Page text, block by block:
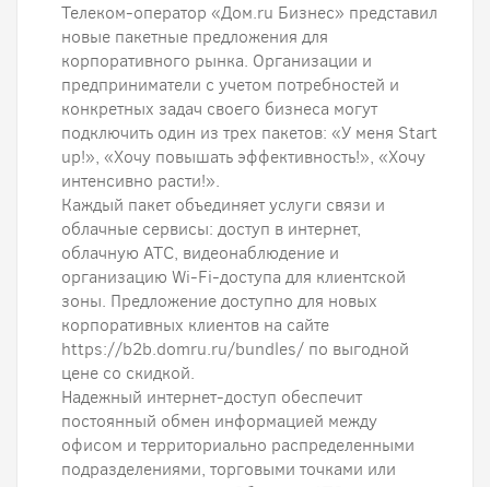
Телеком-оператор «Дом.ru Бизнес» представил
новые пакетные предложения для
корпоративного рынка. Организации и
предприниматели с учетом потребностей и
конкретных задач своего бизнеса могут
подключить один из трех пакетов: «У меня Start
up!», «Хочу повышать эффективность!», «Хочу
интенсивно расти!».
Каждый пакет объединяет услуги связи и
облачные сервисы: доступ в интернет,
облачную АТС, видеонаблюдение и
организацию Wi-Fi-доступа для клиентской
зоны. Предложение доступно для новых
корпоративных клиентов на сайте
https://b2b.domru.ru/bundles/ по выгодной
цене со скидкой.
Надежный интернет-доступ обеспечит
постоянный обмен информацией между
офисом и территориально распределенными
подразделениями, торговыми точками или